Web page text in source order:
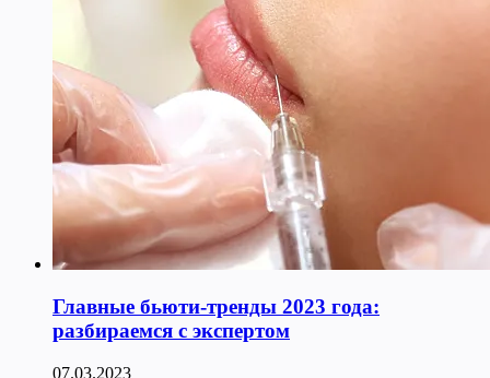
Главные бьюти-тренды 2023 года:
разбираемся с экспертом
07.03.2023